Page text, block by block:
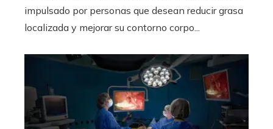
impulsado por personas que desean reducir grasa
localizada y mejorar su contorno corpo...